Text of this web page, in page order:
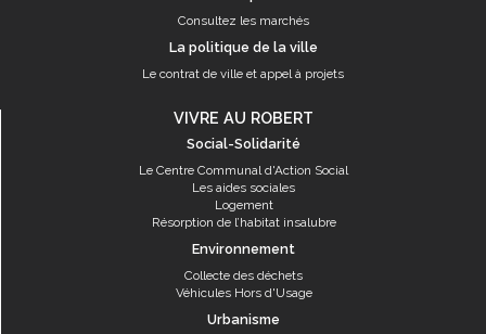
Consultez les marchés
La politique de la ville
Le contrat de ville et appel à projets
VIVRE AU ROBERT
Social-Solidarité
Le Centre Communal d'Action Social
Les aides sociales
Logement
Résorption de l’habitat insalubre
Environnement
Collecte des déchets
Véhicules Hors d'Usage
Urbanisme